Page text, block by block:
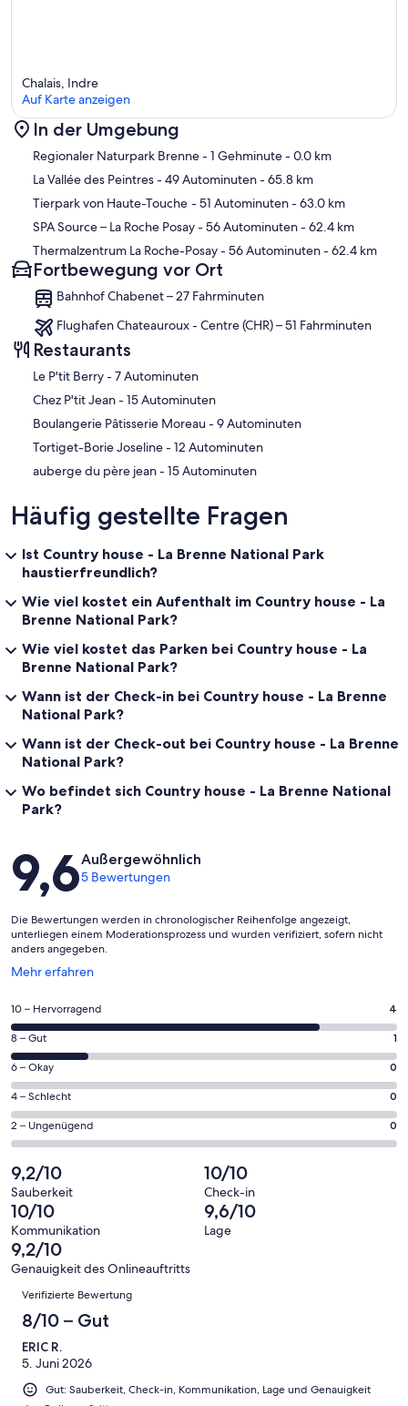
Karte
Chalais, Indre
Auf Karte anzeigen
In der Umgebung
Regionaler Naturpark Brenne- 1 Gehminute- 0.0 km
La Vallée des Peintres- 49 Autominuten- 65.8 km
Tierpark von Haute-Touche - 51 Autominuten- 63.0 km
SPA Source – La Roche Posay- 56 Autominuten- 62.4 km
Thermalzentrum La Roche-Posay- 56 Autominuten- 62.4 km
Fortbewegung vor Ort
Bahnhof Chabenet – 27 Fahrminuten
Flughafen Chateauroux - Centre (CHR) – 51 Fahrminuten
Restaurants
‪Le P'tit Berry - ‬7 Autominuten
‪Chez P'tit Jean - ‬15 Autominuten
‪Boulangerie Pâtisserie Moreau - ‬9 Autominuten
‪Tortiget-Borie Joseline - ‬12 Autominuten
‪auberge du père jean - ‬15 Autominuten
Häufig gestellte Fragen
Ist Country house - La Brenne National Park
haustierfreundlich?
Wie viel kostet ein Aufenthalt im Country house - La
Brenne National Park?
Wie viel kostet das Parken bei Country house - La
Brenne National Park?
Wann ist der Check-in bei Country house - La Brenne
National Park?
Wann ist der Check-out bei Country house - La Brenne
National Park?
Wo befindet sich Country house - La Brenne National
Park?
Bewertungen
9,6Außergewöhnlich
5 Bewertungen
Die Bewertungen werden in chronologischer Reihenfolge angezeigt,
unterliegen einem Moderationsprozess und wurden verifiziert, sofern nicht
anders angegeben.
Mehr erfahren
Wird
einem
Fenster
geöffnet
4
von
insgesamt
5
Gästebewertungen
haben
eine
Bewertung
von
10
-
Hervorragend
10 – Hervorragend 4
1
von
insgesamt
5
Gästebewertungen
haben
eine
Bewertung
von
8
-
Gut
8 – Gut 1
0
von
insgesamt
5
Gästebewertungen
haben
eine
Bewertung
von
6
-
Okay
6 – Okay 0
0
von
insgesamt
Gästebewertungen
haben
eine
Bewertung
von
4
4 – Schlecht 0
0
von
insgesamt
5
Gästebewertungen
haben
eine
Bewertung
von
2 – Ungenügend 0
9,2/10
Sauberkeit
10/10
Check-in
10/10
Kommunikation
9,6/10
Lage
9,2/10
Genauigkeit des Onlineauftritts
Bewertungen
Verifizierte Bewertung
8/10 – Gut
ERIC R.
5. Juni 2026
Gut: Sauberkeit, Check-in, Kommunikation, Lage und Genauigkeit